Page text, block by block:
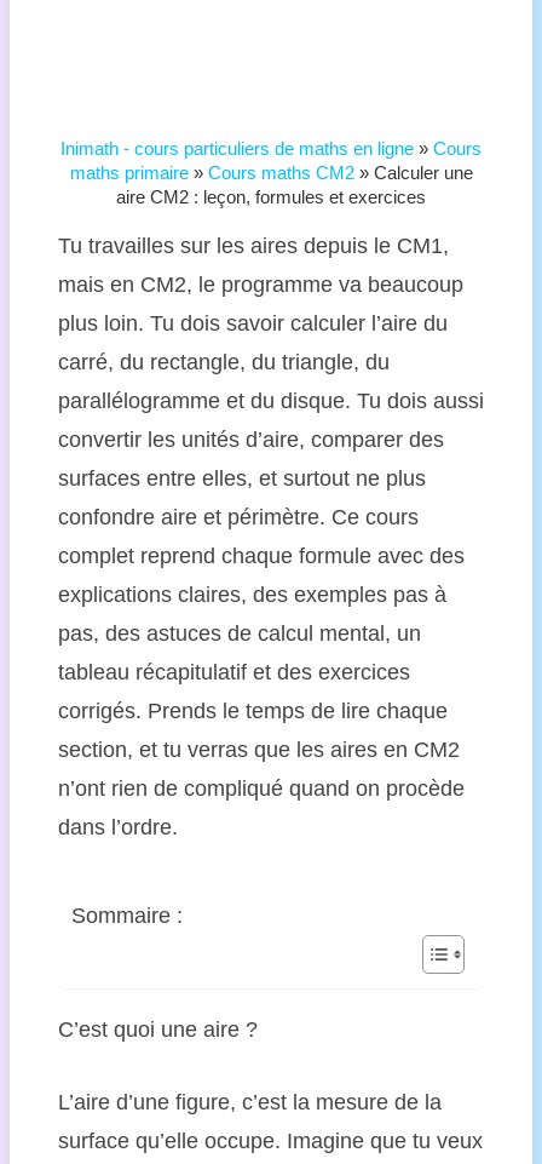
Inimath - cours particuliers de maths en ligne » Cours
maths primaire» Cours maths CM2» Calculer une
aire CM2 : leçon, formules et exercices
Tu travailles sur les aires depuis le CM1,
mais en CM2, le programme va beaucoup
plus loin. Tu dois savoir calculer l’aire du
carré, du rectangle, du triangle, du
parallélogramme et du disque. Tu dois aussi
convertir les unités d’aire, comparer des
surfaces entre elles, et surtout ne plus
confondre aire et périmètre. Ce cours
complet reprend chaque formule avec des
explications claires, des exemples pas à
pas, des astuces de calcul mental, un
tableau récapitulatif et des exercices
corrigés. Prends le temps de lire chaque
section, et tu verras que les aires en CM2
n’ont rien de compliqué quand on procède
dans l’ordre.
Sommaire :
C’est quoi une aire ?
L’aire d’une figure, c’est la mesure de la
surface qu’elle occupe. Imagine que tu veux